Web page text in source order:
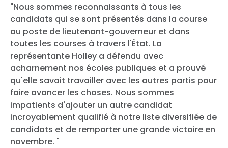
"Nous sommes reconnaissants à tous les
candidats qui se sont présentés dans la course
au poste de lieutenant-gouverneur et dans
toutes les courses à travers l'État. La
représentante Holley a défendu avec
acharnement nos écoles publiques et a prouvé
qu'elle savait travailler avec les autres partis pour
faire avancer les choses. Nous sommes
impatients d'ajouter un autre candidat
incroyablement qualifié à notre liste diversifiée de
candidats et de remporter une grande victoire en
novembre. "